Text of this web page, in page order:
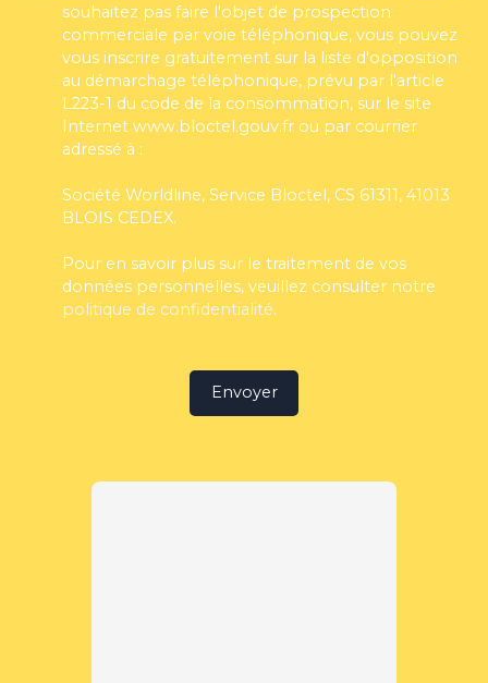
souhaitez pas faire l'objet de prospection
commerciale par voie téléphonique, vous pouvez
vous inscrire gratuitement sur la liste d'opposition
au démarchage téléphonique, prévu par l'article
L223-1 du code de la consommation, sur le site
Internet www.bloctel.gouv.fr ou par courrier
adressé à :
Société Worldline, Service Bloctel, CS 61311, 41013
BLOIS CEDEX.
Pour en savoir plus sur le traitement de vos
données personnelles, veuillez consulter notre
politique de confidentialité.
Envoyer